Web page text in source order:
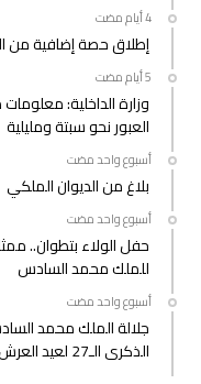
إطلاق حصة إضافية من
وزارة الداخلية:
العبور نحو سبتة ومليلية
‫‫‫‏‫أسبوع واحد مضت‬
بلاغ من الديوان الملكي
‫‫‫‏‫أسبوع واحد مضت‬
حفل الولاء بتطوان..
للملك محمد السادس
‫‫‫‏‫أسبوع واحد مضت‬
جلالة الملك محمد
الذكرى الـ27 لعيد العرش بمدينة المضيق